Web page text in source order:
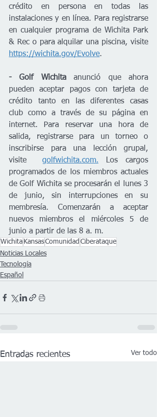
crédito en persona en todas las
instalaciones y en línea. Para registrarse
en cualquier programa de Wichita Park
https://wichita.gov/Evolve.
- Golf Wichita anunció que ahora
pueden aceptar pagos con tarjeta de
crédito tanto en las diferentes casas
club como a través de su página en
internet. Para reservar una hora de
salida, registrarse para un torneo o
inscribirse para una lección grupal,
visite golfwichita.com. Los cargos
programados de los miembros actuales
de Golf Wichita se procesarán el lunes 3
de junio, sin interrupciones en su
membresía. Comenzarán a aceptar
nuevos miembros el miércoles 5 de
junio a partir de las 8 a. m.
Wichita KansasComunidad Ciberataque
Noticias Locales
Tecnología
Español
Entradas recientes Ver todo